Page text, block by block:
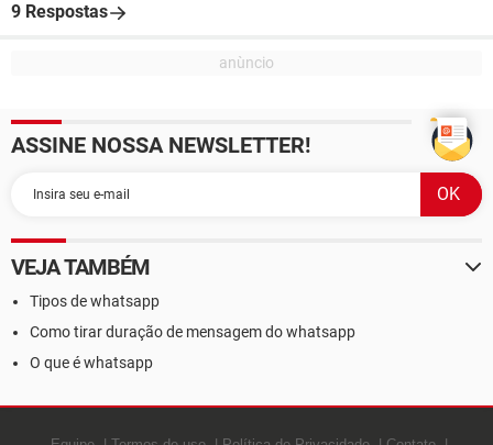
9 Respostas
ASSINE NOSSA NEWSLETTER!
VEJA TAMBÉM
Tipos de whatsapp
Como tirar duração de mensagem do whatsapp
O que é whatsapp